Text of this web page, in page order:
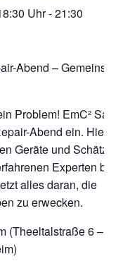
Uhr-21:30
Abend – Gemeinsam
Problem! EmC² Saar
Abend ein. Hier
Geräte und Schätze
Experten begibt
alles daran, die
zu erwecken.
(Theeltalstraße 6 –